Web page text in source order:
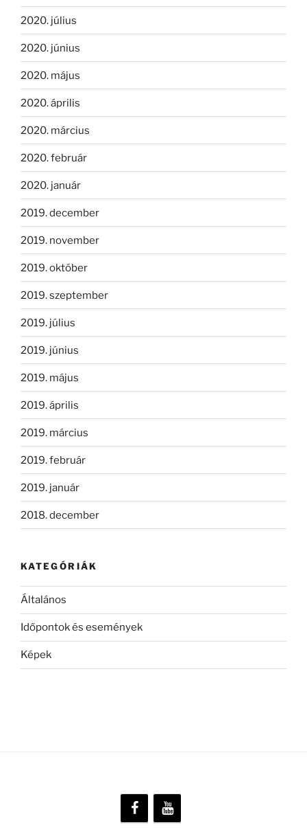
2020. július
2020. június
2020. május
2020. április
2020. március
2020. február
2020. január
2019. december
2019. november
2019. október
2019. szeptember
2019. július
2019. június
2019. május
2019. április
2019. március
2019. február
2019. január
2018. december
KATEGÓRIÁK
Általános
Időpontok és események
Képek